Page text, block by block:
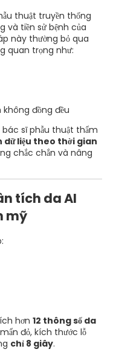
thuật truyền thống
và tiền sử bệnh của
này thường bỏ qua
quan trọng như:
đồng đều
sĩ phẫu thuật thẩm
dữ liệu theo thời gian
chắc chắn và nâng
tích da AI
mỹ
hơn 12 thông số da
đỏ, kích thước lỗ
chỉ 8 giây.